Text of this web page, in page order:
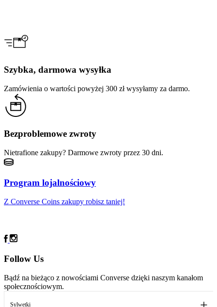
Szybka, darmowa wysyłka
Zamówienia o wartości powyżej 300 zł wysyłamy za darmo.
Bezproblemowe zwroty
Nietrafione zakupy? Darmowe zwroty przez 30 dni.
Program lojalnościowy
Z Converse Coins zakupy robisz taniej!
Follow Us
Bądź na bieżąco z nowościami Converse dzięki naszym kanałom
społecznościowym.
Sylwetki